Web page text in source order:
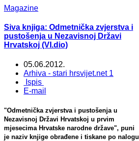
Magazine
Siva knjiga: Odmetnička zvjerstva i
pustošenja u Nezavisnoj Državi
Hrvatskoj (VI.dio)
05.06.2012.
Arhiva - stari hrsvijet.net 1
Ispis
E-mail
"Odmetnička zvjerstva i pustošenja u
Nezavisnoj Državi Hrvatskoj u prvim
mjesecima Hrvatske narodne države", puni
je naziv knjige obrađene i tiskane po nalogu